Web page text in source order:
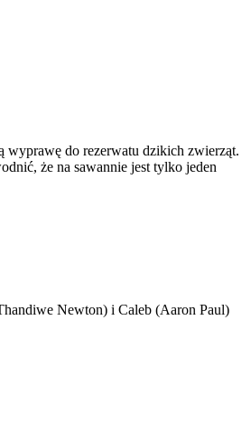
do rezerwatu dzikich zwierząt.
że na sawannie jest tylko jeden
Newton) i Caleb (Aaron Paul)